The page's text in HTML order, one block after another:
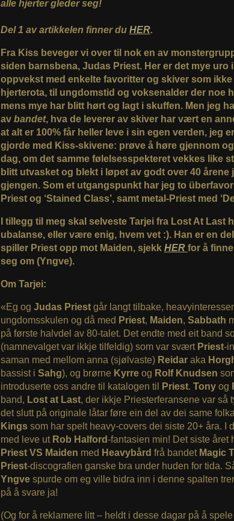
alle hjerter gleder seg!
Del 1 av artikkelen finner du HER.
Fra Kiss beveger vi over til nok en av
siden barnsbena, Judas Priest. Her er det mye uro
oppvekst med enkelte favoritter og skiver som
hjerterota, til ungdomstid og voksenalder der noe
mens mye har blitt hørt og lagt i skuffen. Men jeg
av bandet, hva de leverer av skiver har vært en
at alt er 100% får heller leve i sin egen verden, jeg
gjorde med Kiss-skivene: prøve å høre gjennom
dag, om det samme følelsesspekteret vekkes like
blitt utvasket og blekt i løpet av godt over 40 årene
gjengen. Som et utgangspunkt har jeg to
Priest og ‘Stained Class’, samt metal-Priest med
I tillegg til meg skal selveste Tarjei fra Lost At Last
ubalanse, eller være enig, hvem vet :). Han er en
spiller Priest opp mot Maiden, sjekk HER for å
seg om (Yngve).
Om Tarjei:
«Eg og Judas Priest går langt tilbake,
ungdomsskulen og då med Priest, Maiden, Sabbath
på første halvdel av 80-talet. Det endte med eit band
(namnevalget var ikkje tilfeldig) som var svært Priest-
saman med mellom anna (sjølvaste) Reidaraka
bassist i Sahg), og brørne Kyrre og Rolf Knudsen
introduserte oss andre til katalogen til
Priest. Tonyog
band, Lost at Last, der ikkje Priesterferansene var så
det slutt på originale låtar føre ein del av dei same
Kings som har spelt heavy-covers dei siste 20+ åra. I
med leve ut Rob Halford-fantasien min! Det siste året
Priest VS Maiden med Heavybård frå bandet Magic
Priest-discografien ganske bra under huden for tida.
Yngvespurde om eg ville bidra inn i denne spalten
på å svare ja!
(Og for å reklamere litt – heldt i desse dagar på å